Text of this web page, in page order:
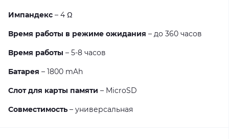
Импандекс – 4 Ω
Время работы в режиме ожидания – до 360 часов
Время работы – 5-8 часов
Батарея – 1800 mAh
Слот для карты памяти – MicroSD
Совместимость – универсальная